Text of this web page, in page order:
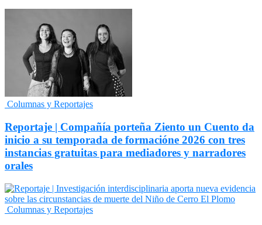
Columnas y Reportajes
Reportaje | Compañía porteña Ziento un Cuento da
inicio a su temporada de formacióne 2026 con tres
instancias gratuitas para mediadores y narradores
orales
Columnas y Reportajes